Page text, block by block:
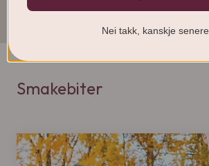
r
e
i
r
i
s
æ
d
p
s
e
r
Smakebiter
Nei takk, kanskje senere